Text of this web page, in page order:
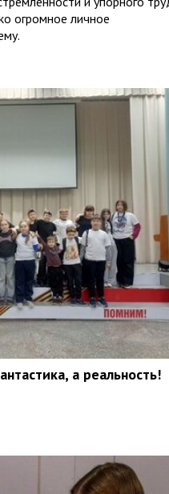
огромное личное
а реальность!